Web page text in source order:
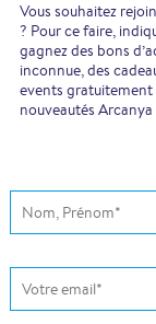
Vous souhaitez
? Pour ce faire,
gagnez des bons
inconnue, des
events gratuitement
nouveautés Arcanya